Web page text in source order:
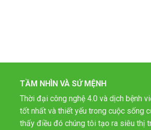
TẦM NHÌN VÀ SỨ MỆNH
Thời đại công nghệ 4.0 và dịch bệnh
tốt nhất và thiết yếu trong cuộc sống
thấy điều đó chúng tôi tạo ra siêu thị